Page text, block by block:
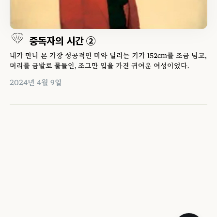
중독자의 시간 ②
내가 만나 본 가장 성공적인 마약 딜러는 키가 152cm를 조금 넘고,
머리를 금발로 물들인, 조그만 입을 가진 귀여운 여성이었다.
2024년 4월 9일